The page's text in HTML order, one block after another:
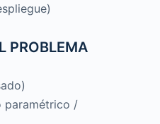
PROBLEMA
paramétrico /